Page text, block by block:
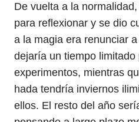
De vuelta a la
para reflexionar y se dio
a la magia era renunciar
dejaría un tiempo
experimentos, mientras
hada tendría inviernos
ellos. El resto del año